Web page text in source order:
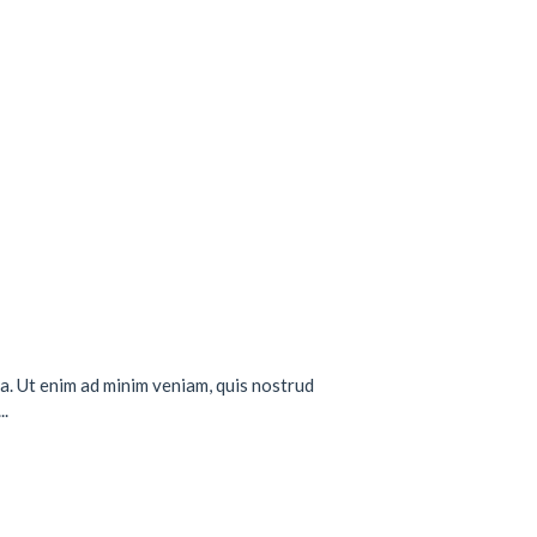
enim ad minim veniam, quis nostrud